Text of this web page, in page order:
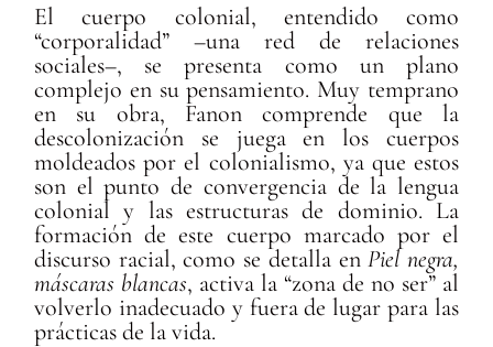
El cuerpo colonial, entendido como
“corporalidad” –una red de relaciones
sociales–, se presenta como un plano
complejo en su pensamiento. Muy temprano
en su obra, Fanon comprende que la
descolonización se juega en los cuerpos
moldeados por el colonialismo, ya que estos
son el punto de convergencia de la lengua
colonial y las estructuras de dominio. La
formación de este cuerpo marcado por el
discurso racial, como se detalla enPiel negra,
máscaras blancas, activa la “zona de no ser” al
volverlo inadecuado y fuera de lugar para las
prácticas de la vida.